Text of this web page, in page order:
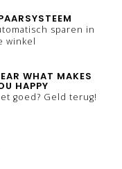
sparen in
winkel
WHAT MAKES
HAPPY
goed? Geld terug!